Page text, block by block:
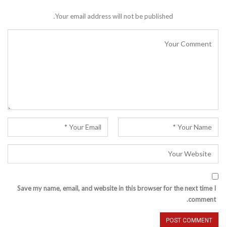
Your email address will not be published.
Save my name, email, and website in this browser for the next time I
comment.